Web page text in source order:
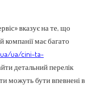
вказує на те, що
компанії має багато
ua/cini-ta-
детальний перелік
можуть бути впевнені в